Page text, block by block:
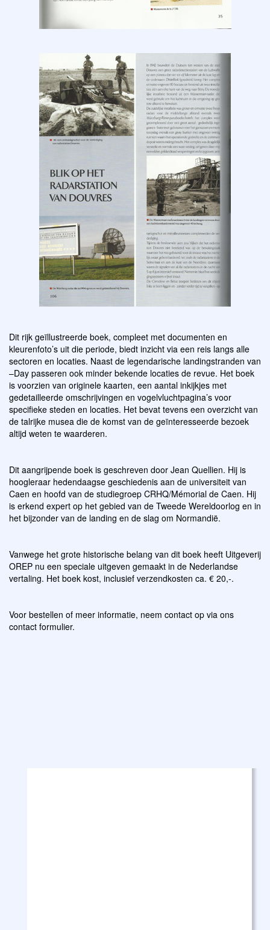
Dit rijk geïllustreerde boek, compleet met documenten en
kleurenfoto’s uit die periode, biedt inzicht via een reis langs alle
sectoren en locaties. Naast de legendarische landingstranden van
–Day passeren ook minder bekende locaties de revue. Het boek
is voorzien van originele kaarten, een aantal inkijkjes met
gedetailleerde omschrijvingen en vogelvluchtpagina’s voor
specifieke steden en locaties. Het bevat tevens een overzicht van
de talrijke musea die de komst van de geïnteresseerde bezoek
altijd weten te waarderen.
Dit aangrijpende boek is geschreven door Jean Quellien. Hij is
hoogleraar hedendaagse geschiedenis aan de universiteit van
Caen en hoofd van de studiegroep CRHQ/Mémorial de Caen. Hij
is erkend expert op het gebied van de Tweede Wereldoorlog en in
het bijzonder van de landing en de slag om Normandië.
Vanwege het grote historische belang van dit boek heeft Uitgeverij
OREP nu een speciale uitgeven gemaakt in de Nederlandse
vertaling. Het boek kost, inclusief verzendkosten ca. € 20,-.
Voor bestellen of meer informatie, neem contact op via ons
contact formulier.